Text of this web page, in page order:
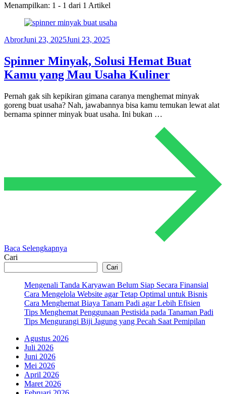
Menampilkan: 1 - 1 dari 1 Artikel
AbrorJuni 23, 2025Juni 23, 2025
Spinner Minyak, Solusi Hemat Buat
Kamu yang Mau Usaha Kuliner
Pernah gak sih kepikiran gimana caranya menghemat minyak
goreng buat usaha? Nah, jawabannya bisa kamu temukan lewat alat
bernama spinner minyak buat usaha. Ini bukan …
Baca Selengkapnya
Cari
Cari
Mengenali Tanda Karyawan Belum Siap Secara Finansial
Cara Mengelola Website agar Tetap Optimal untuk Bisnis
Cara Menghemat Biaya Tanam Padi agar Lebih Efisien
Tips Menghemat Penggunaan Pestisida pada Tanaman Padi
Tips Mengurangi Biji Jagung yang Pecah Saat Pemipilan
Agustus 2026
Juli 2026
Juni 2026
Mei 2026
April 2026
Maret 2026